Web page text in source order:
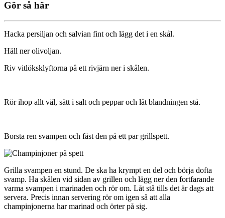
Gör så här
Hacka persiljan och salvian fint och lägg det i en skål.
Häll ner olivoljan.
Riv vitlöksklyftorna på ett rivjärn ner i skålen.
Rör ihop allt väl, sätt i salt och peppar och låt blandningen stå.
Borsta ren svampen och fäst den på ett par grillspett.
Grilla svampen en stund. De ska ha krympt en del och börja dofta
svamp. Ha skålen vid sidan av grillen och lägg ner den fortfarande
varma svampen i marinaden och rör om. Låt stå tills det är dags att
servera. Precis innan servering rör om igen så att alla
champinjonerna har marinad och örter på sig.